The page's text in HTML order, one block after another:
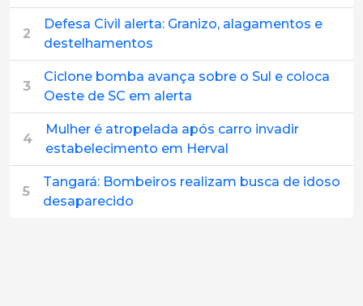
2
Defesa Civil alerta: Granizo, alagamentos e
destelhamentos
3
Ciclone bomba avança sobre o Sul e coloca
Oeste de SC em alerta
4
Mulher é atropelada após carro invadir
estabelecimento em Herval
5
Tangará: Bombeiros realizam busca de idoso
desaparecido